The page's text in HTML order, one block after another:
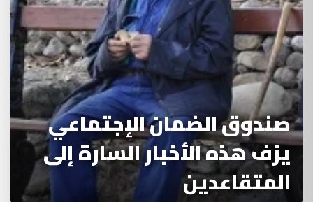
صندوق الضمان الإجتماعي
يزف هذه الأخبار السارة إلى
المتقاعدين